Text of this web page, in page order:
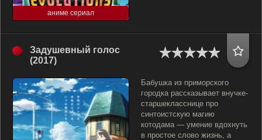
аниме сериал
Задушевный голос
(2017)
Бабушка из приморского
городка рассказывает внучке-
старшекласснице про
синтоистскую магию
котодама — умение вдохнуть
в простое слово жизнь, а